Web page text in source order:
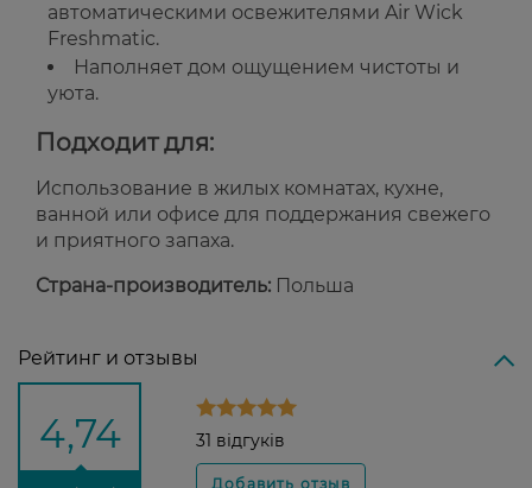
автоматическими освежителями Air Wick
Freshmatic.
Наполняет дом ощущением чистоты и
уюта.
Подходит для:
Использование в жилых комнатах, кухне,
ванной или офисе для поддержания свежего
и приятного запаха.
Страна-производитель: Польша
Рейтинг и отзывы
4,74 31 відгуків